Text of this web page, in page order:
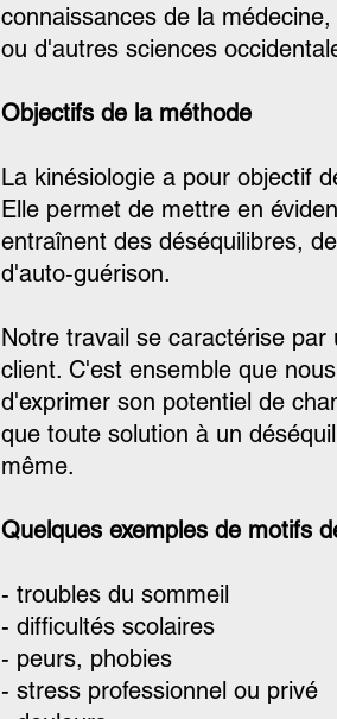
connaissances de la
ou d'autres sciences
Objectifs de la méthode
La kinésiologie a pour objectif
Elle permet de mettre en
entraînent des déséquilibres,
d'auto-guérison.
Notre travail se caractérise
client. C'est ensemble que
d'exprimer son potentiel de
que toute solution à un
même.
Quelques exemples de motifs
- troubles du sommeil
- difficultés scolaires
- peurs, phobies
- stress professionnel ou privé